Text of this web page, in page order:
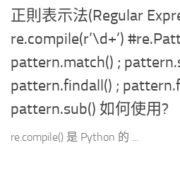
正則表示法(Regular
re.compile(r’\d+’)
pattern.match() ;
pattern.findall() ;
pattern.sub() 如何使用?
re.compile() 是 Python 的 ...